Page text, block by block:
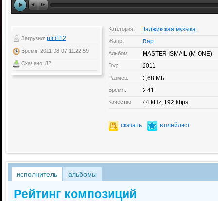
Загрузил: pfm112
Время: 2011-08-07 11:22:59
Скачано: 82
Категория: Таджикская музыка
Жанр: Rap
Альбом: MASTER ISMAIL (M-ONE)
Год: 2011
Размер: 3,68 МБ
Время: 2:41
Качество: 44 kHz, 192 kbps
скачать в плейлист
исполнитель альбомы
Рейтинг композиций